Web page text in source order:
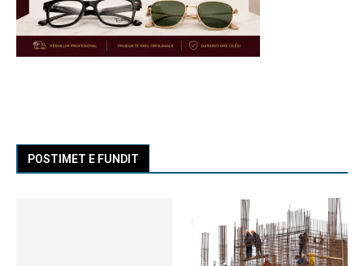
POSTIMET E FUNDIT